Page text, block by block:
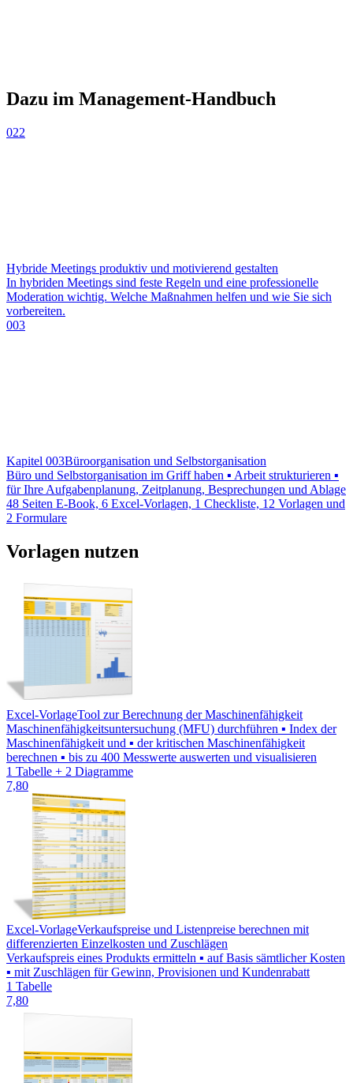
Dazu im Management-Handbuch
022
Hybride Meetings produktiv und motivierend gestalten
In hybriden Meetings sind feste Regeln und eine professionelle
Moderation wichtig. Welche Maßnahmen helfen und wie Sie sich
vorbereiten.
003
Kapitel 003Büroorganisation und Selbstorganisation
Büro und Selbstorganisation im Griff haben ▪ Arbeit strukturieren ▪
für Ihre Aufgabenplanung, Zeitplanung, Besprechungen und Ablage
48 Seiten E-Book, 6 Excel-Vorlagen, 1 Checkliste, 12 Vorlagen und
2 Formulare
Vorlagen nutzen
Excel-VorlageTool zur Berechnung der Maschinenfähigkeit
Maschinenfähigkeitsuntersuchung (MFU) durchführen ▪ Index der
Maschinenfähigkeit und ▪ der kritischen Maschinenfähigkeit
berechnen ▪ bis zu 400 Messwerte auswerten und visualisieren
1 Tabelle + 2 Diagramme
7,80
Excel-VorlageVerkaufspreise und Listenpreise berechnen mit
differenzierten Einzelkosten und Zuschlägen
Verkaufspreis eines Produkts ermitteln ▪ auf Basis sämtlicher Kosten
▪ mit Zuschlägen für Gewinn, Provisionen und Kundenrabatt
1 Tabelle
7,80